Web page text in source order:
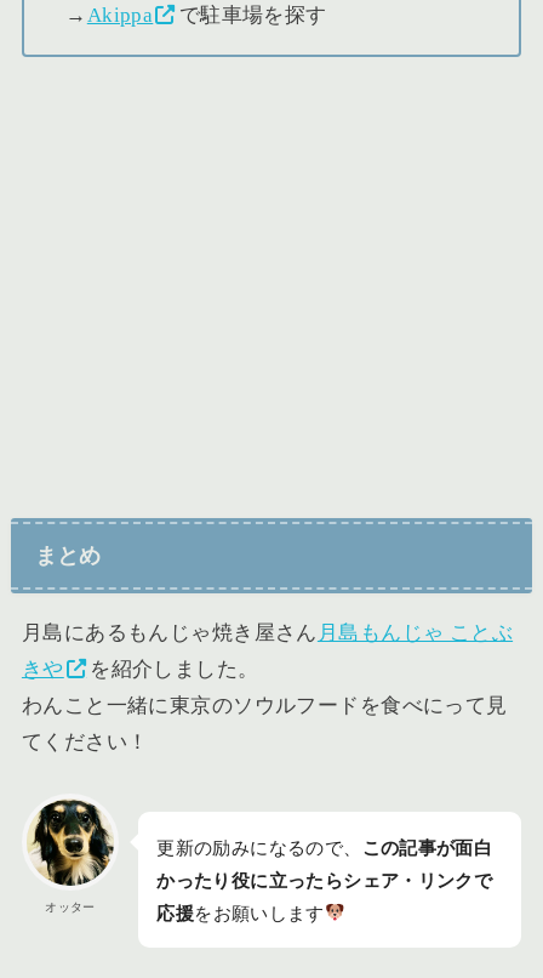
→ Akippa で駐車場を探す
まとめ
月島にあるもんじゃ焼き屋さん 月島もんじゃ ことぶ
きや
を紹介しました。
わんこと一緒に東京のソウルフードを食べにって見
てください！
オッター
更新の励みになるので、 この記事が面白
かったり役に立ったらシェア・リンクで
応援をお願いします